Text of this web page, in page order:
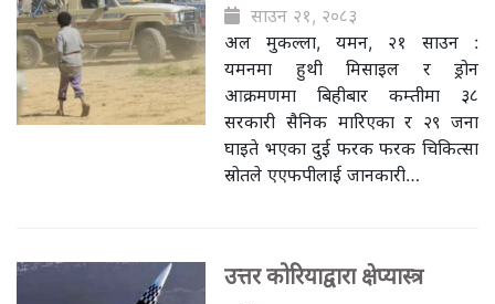
साउन २१, २०८३
अल मुकल्ला, यमन, २१ साउन :
यमनमा हुथी मिसाइल र ड्रोन
आक्रमणमा बिहीबार कम्तीमा ३८
सरकारी सैनिक मारिएका र २९ जना
घाइते भएका दुई फरक फरक चिकित्सा
स्रोतले एएफपीलाई जानकारी…
उत्तर कोरियाद्वारा क्षेप्यास्त्र